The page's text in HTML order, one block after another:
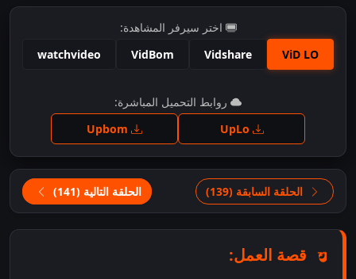
اختر سيرفر المشاهدة:
ViD LO
Vidshare
VidBom
watchvideo
اضغط للمشاهدة
روابط التحميل المباشرة:
الحلقة السابقة (139) الحلقة التالية (141)
قصة العمل: